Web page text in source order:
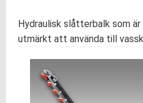
Hydraulisk slåtterbalk som är
utmärkt att använda till